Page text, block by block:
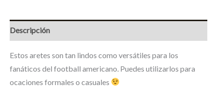
Descripción
Estos aretes son tan lindos como versátiles para los
fanáticos del football americano. Puedes utilizarlos para
ocaciones formales o casuales